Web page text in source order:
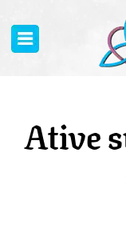
Ative